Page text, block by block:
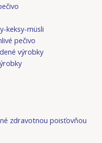
keksy-müsli
pečivo
výrobky
zdravotnou poisťovňou